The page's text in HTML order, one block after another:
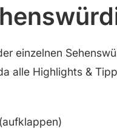
einzelnen
alle Highlights &